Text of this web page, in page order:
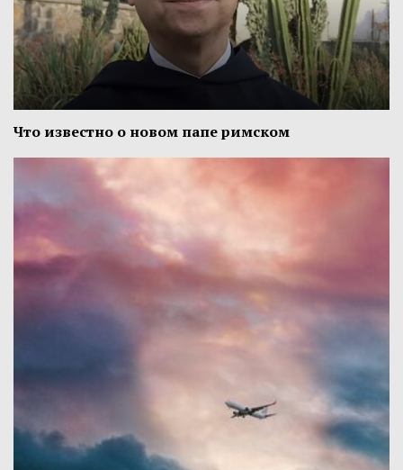
Что известно о новом папе римском